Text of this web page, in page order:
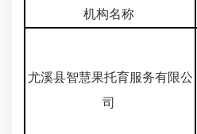
机构名称
尤溪县智慧果托育服务有限公
司